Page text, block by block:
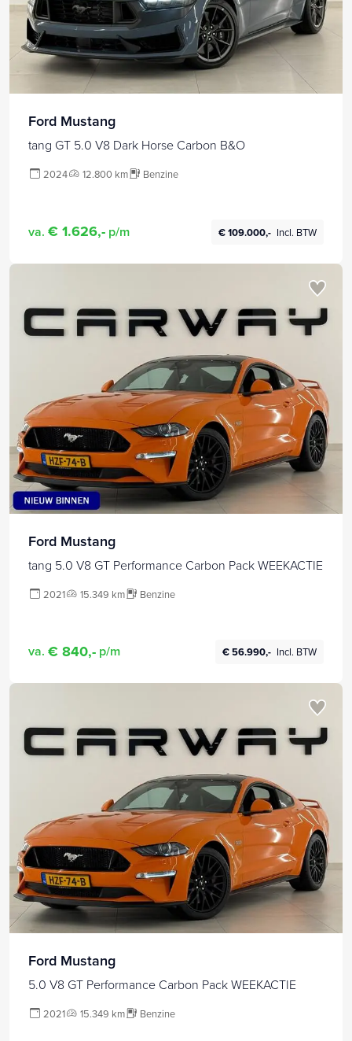
Ford Mustang
tang GT 5.0 V8 Dark Horse Carbon B&O
2024 12.800 km Benzine
va. € 1.626,- p/m € 109.000,- Incl. BTW
Ford Mustang
tang 5.0 V8 GT Performance Carbon Pack WEEKACTIE
2021 15.349 km Benzine
va. € 840,- p/m € 56.990,- Incl. BTW
Ford Mustang
5.0 V8 GT Performance Carbon Pack WEEKACTIE
2021 15.349 km Benzine